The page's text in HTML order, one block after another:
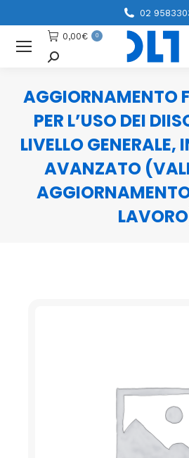
02
0,00€ 0
Cerca
AGGIORNAMENTO
PER L’USO DEI
LIVELLO GENERALE,
AVANZATO